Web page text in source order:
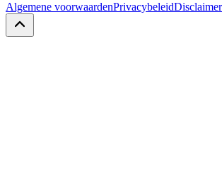
Algemene voorwaardenPrivacybeleidDisclaimer